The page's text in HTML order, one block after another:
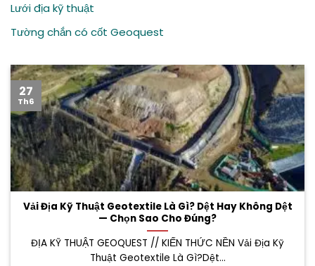
Lưới địa kỹ thuật
Tường chắn có cốt Geoquest
Vải Địa Kỹ Thuật Geotextile Là Gì? Dệt Hay Không Dệt
— Chọn Sao Cho Đúng?
ĐỊA KỸ THUẬT GEOQUEST // KIẾN THỨC NỀN Vải Địa Kỹ
Thuật Geotextile Là Gì?Dệt...
27
Th6